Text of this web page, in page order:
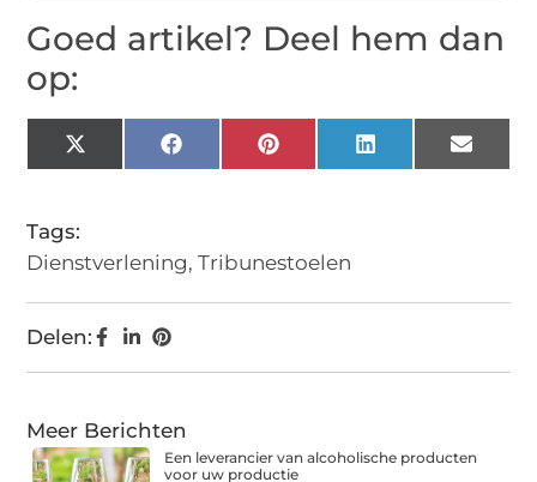
Goed artikel? Deel hem dan
op:
X
(Twitter)
FacebookPinterestLinkedIn Email
Tags:
Dienstverlening,Tribunestoelen
Delen:
Meer Berichten
Een leverancier van alcoholische producten
voor uw productie